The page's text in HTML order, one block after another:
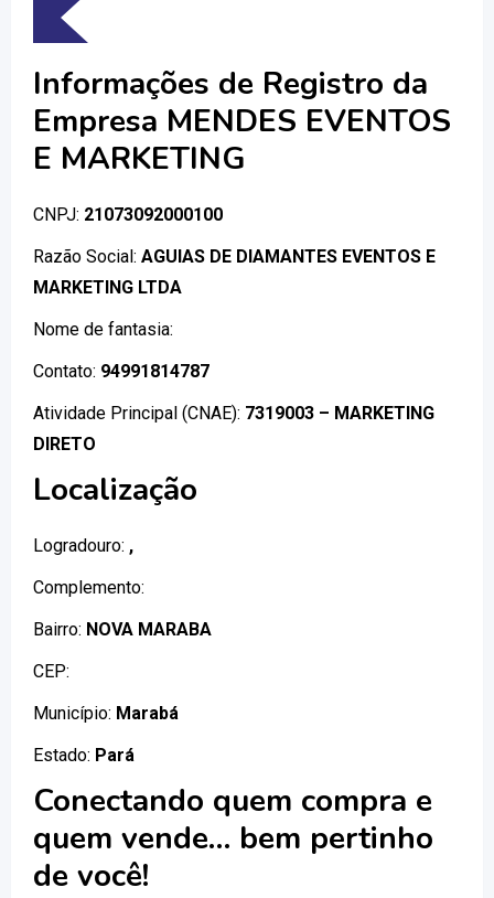
Informações de Registro da
Empresa MENDES EVENTOS
E MARKETING
CNPJ: 21073092000100
Razão Social: AGUIAS DE DIAMANTES EVENTOS E
MARKETING LTDA
Nome de fantasia:
Contato: 94991814787
Atividade Principal (CNAE): 7319003 – MARKETING
DIRETO
Localização
Logradouro: ,
Complemento:
Bairro: NOVA MARABA
CEP:
Município: Marabá
Estado: Pará
Conectando quem compra e
quem vende… bem pertinho
de você!